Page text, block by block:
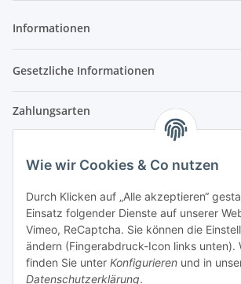
Wie wir Cookies & Co nutzen
Durch Klicken auf „Alle akzeptieren“
Einsatz folgender Dienste auf unserer
Vimeo, ReCaptcha. Sie können die
ändern (Fingerabdruck-Icon links unten).
finden Sie unter Konfigurieren und in
Datenschutzerklärung.
Informationen
Gesetzliche Informationen
Zahlungsarten
Versandpartner
Partner